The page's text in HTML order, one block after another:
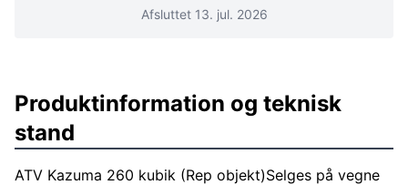
Afsluttet 13. jul. 2026
Produktinformation og teknisk
stand
ATV Kazuma 260 kubik (Rep objekt)Selges på vegne